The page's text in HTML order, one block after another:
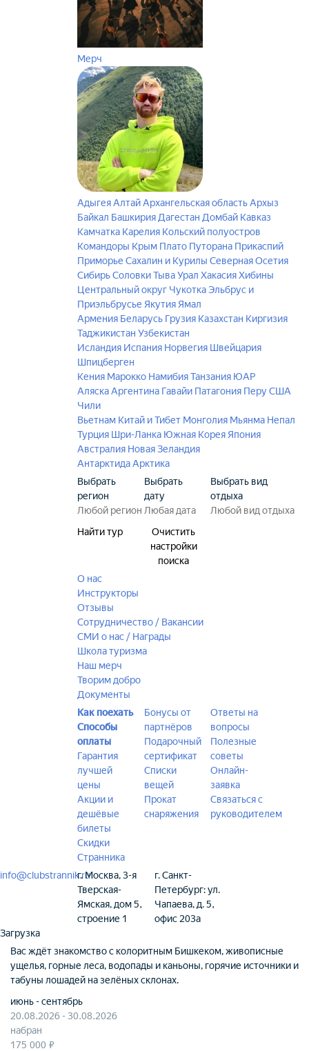
Мерч
АдыгеяАлтайАрхангельская областьАрхыз
Байкал Башкирия Дагестан Домбай Кавказ
Камчатка Карелия Кольский полуостров
Командоры Крым Плато Путорана Прикаспий
Приморье Сахалин и Курилы Северная Осетия
СибирьСоловкиТываУрал ХакасияХибины
Центральный округ ЧукоткаЭльбрус и
Приэльбрусье Якутия Ямал
Армения Беларусь Грузия Казахстан Киргизия
Таджикистан Узбекистан
Исландия Испания Норвегия Швейцария
Шпицберген
Кения Марокко НамибияТанзания ЮАР
АляскаАргентина Гавайи Патагония Перу США
Чили
Вьетнам Китай и Тибет Монголия Мьянма Непал
Турция Шри-Ланка Южная Корея Япония
Австралия Новая Зеландия
АнтарктидаАрктика
Выбрать
регион
Выбрать
дату
Выбрать вид
отдыха
Найти тур
Очистить
настройки
поиска
О нас
Инструкторы
Отзывы
Сотрудничество / Вакансии
СМИ о нас / Награды
Школа туризма
Наш мерч
Творим добро
Документы
Как поехать
Способы
оплаты
Гарантия
лучшей
цены
Акции и
дешёвые
билеты
Скидки
Странника
Бонусы от
партнёров
Подарочный
сертификат
Списки
вещей
Прокат
снаряжения
Ответы на
вопросы
Полезные
советы
Онлайн-
заявка
Связаться с
руководителем
info@clubstrannik.ruг. Москва, 3-я
Тверская-
Ямская, дом 5,
строение 1
г. Санкт-
Петербург: ул.
Чапаева, д. 5,
офис 203а
Загрузка
Вас ждёт знакомство с колоритным Бишкеком, живописные
ущелья, горные леса, водопады и каньоны, горячие источники и
табуны лошадей на зелёных склонах.
июнь - сентябрь
20.08.2026 - 30.08.2026
набран
175 000 ₽